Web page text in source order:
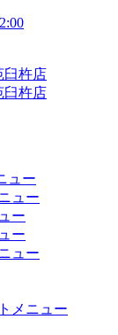
ュー
ュー
ー
ー
ュー
メニュー